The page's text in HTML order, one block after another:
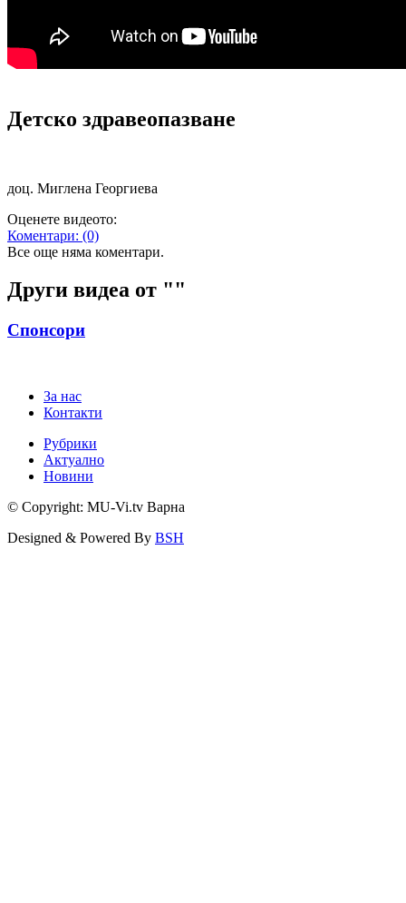
Детско здравеопазване​​​​​
​доц. Миглена Георгиева
Оценете видеото:
Коментари: (0)
Все още няма коментари.
Други видеа от ""
Спонсори
За нас
Контакти
Рубрики
Актуално
Новини
© Copyright: MU-Vi.tv Варна
Designed & Powered By BSH